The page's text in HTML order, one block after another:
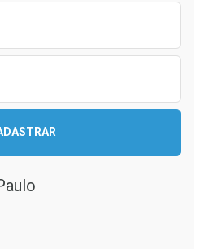
Comprar sem Desconto
Comprar sem Desconto